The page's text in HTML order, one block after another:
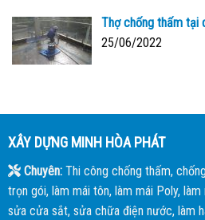
Thợ chống thấm tại
25/06/2022
XÂY DỰNG MINH HÒA PHÁT
Chuyên:Thi công chống thấm,
trọn gói, làm mái tôn, làm mái Poly,
sửa cửa sắt, sửa chữa điện nước, làm